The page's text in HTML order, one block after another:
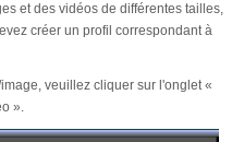
et des vidéos de différentes tailles,
créer un profil correspondant à
veuillez cliquer sur l'onglet «
».